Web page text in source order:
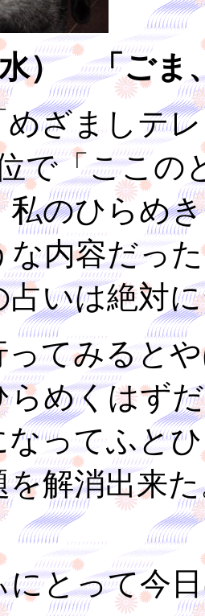
） 「ごま
ざましテレ
で「ここの
私のひらめ
な内容だっ
占いは絶対
てみるとや
らめくはず
なってふと
を解消出来
とって今日